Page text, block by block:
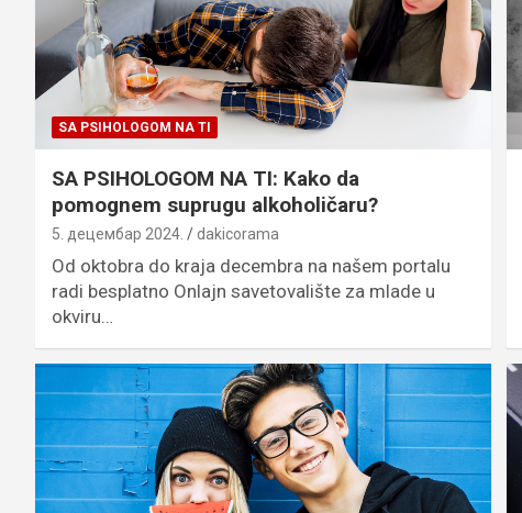
SA PSIHOLOGOM NA TI
SA PSIHOLOGOM NA TI: Kako da
pomognem suprugu alkoholičaru?
5. децембар 2024. dakicorama
Od oktobra do kraja decembra na našem portalu
radi besplatno Onlajn savetovalište za mlade u
okviru…